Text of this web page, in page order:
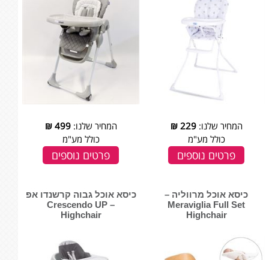
המחיר שלנו:229
₪
כולל מע"מ
פרטים נוספים
המחיר שלנו:499
₪
כולל מע"מ
פרטים נוספים
כיסא אוכל מרווליה –
Meraviglia Full Set
Highchair
כיסא אוכל גבוה קרשנדו אפ
– Crescendo UP
Highchair